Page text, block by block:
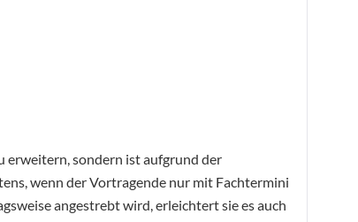
erweitern, sondern ist aufgrund der
wenn der Vortragende nur mit Fachtermini
angestrebt wird, erleichtert sie es auch